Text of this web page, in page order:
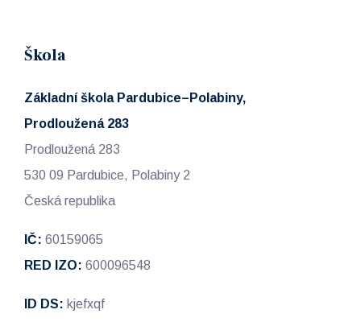
Škola
Základní škola Pardubice–Polabiny,
Prodloužená 283
Prodloužená 283
530 09 Pardubice, Polabiny 2
Česká republika
IČ: 60159065
RED IZO: 600096548
ID DS: kjefxqf